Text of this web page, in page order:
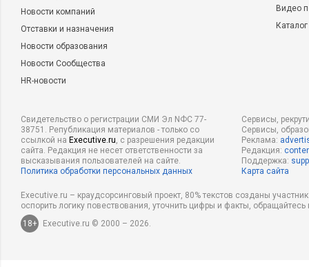
Новости компаний
Отставки и назначения
Новости образования
Новости Сообщества
HR-новости
Видео
Свидетельство о регистрации СМИ Эл NФС 77-
38751. Републикация материалов - только со
ссылкой на Executive.ru, с разрешения редакции
сайта. Редакция не несет ответственности за
высказывания пользователей на сайте.
Политика обработки персональных данных
Сервисы,
Сервисы,
Реклама:
Редакция:
Поддержка:
Карта сайта
Executive.ru – краудсорсинговый проект, 80% текстов созданы
оспорить логику повествования, уточнить цифры и факты,
18+
Executive.ru © 2000 – 2026.